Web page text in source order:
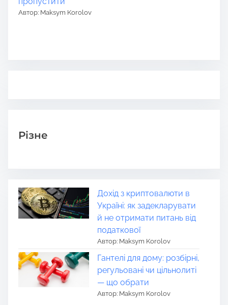
Автор: Maksym Korolov
Різне
Дохід з криптовалюти в
Україні: як задекларувати
й не отримати питань від
податкової
Автор: Maksym Korolov
Гантелі для дому: розбірні,
регульовані чи цільнолиті
— що обрати
Автор: Maksym Korolov